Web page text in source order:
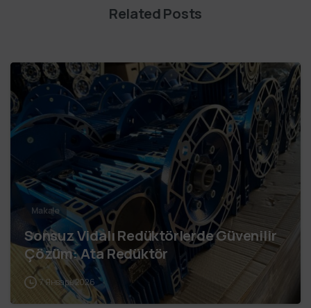
Related Posts
Makale
Sonsuz Vidalı Redüktörlerde Güvenilir
Çözüm: Ata Redüktör
7 Январь 2026